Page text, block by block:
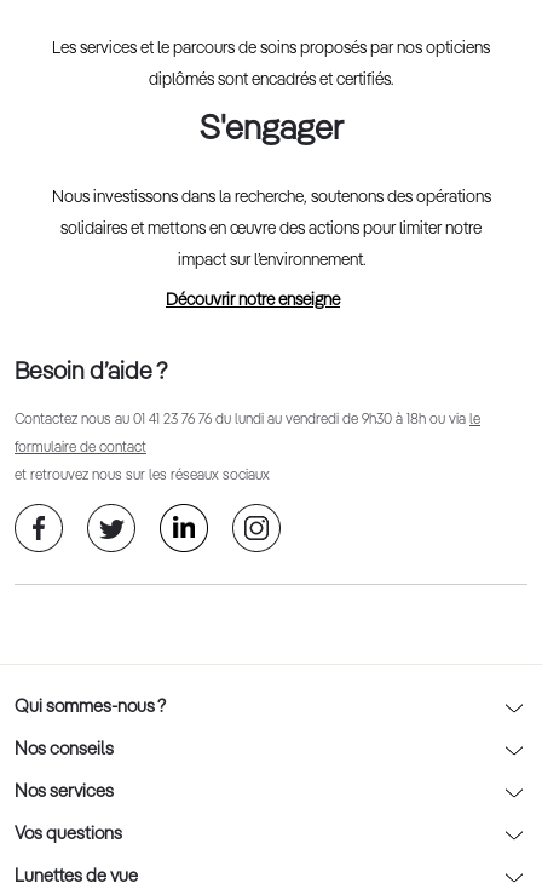
Les services et le parcours de soins proposés par nos opticiens
diplômés sont encadrés et certifiés.
S'engager
Nous investissons dans la recherche, soutenons des opérations
solidaires et mettons en œuvre des actions pour limiter notre
impact sur l’environnement.
Découvrir notre enseigne
Besoin d’aide ?
Contactez nous au 01 41 23 76 76 du lundi au vendredi de 9h30 à 18h ou via le
formulaire de contact
et retrouvez nous sur les réseaux sociaux
Qui sommes-nous ?
Notre charte déontologique
AFNOR Certification
Rendez-vous prévision
Nos conseils
Nos conseils lunettes
Nos conseils lentilles
Nos conseils enfants
Nos services
Optic 2000 à domicile
Le contrôle de la vue chez votre opticien
Vos questions
Lunettes de vue